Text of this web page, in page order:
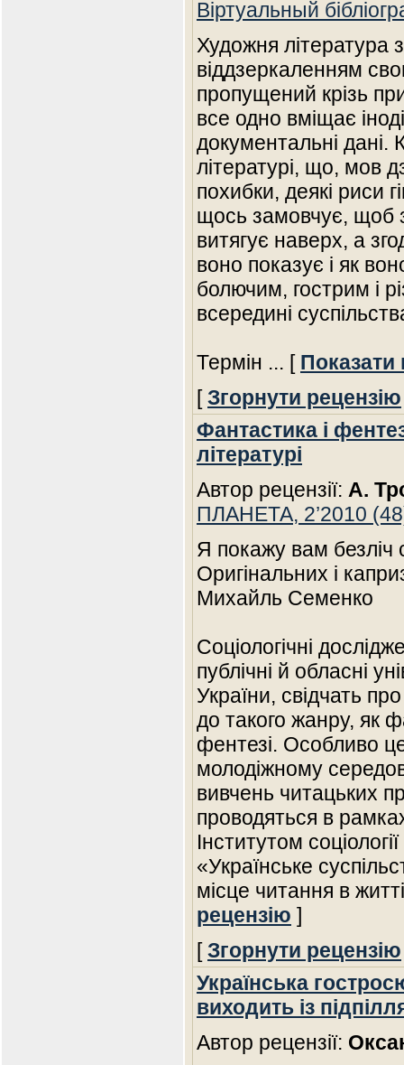
Віртуальный
Художня література
віддзеркаленням
пропущений крізь
все одно вміщає
документальні
літературі, що, мов
похибки, деякі риси
щось замовчує, щоб
витягує наверх, а
воно показує і як
болючим, гострим і
всередині
Термін ... [ Показати
[Згорнути рецензію
Фантастика і
літературі
Автор рецензії: А.
ПЛАНЕТА, 2’2010
Я покажу вам безліч
Оригінальних і
Михайль Семенко
Соціологічні
публічні й обласні
України, свідчать
до такого жанру, як
фентезі. Особливо
молодіжному
вивчень читацьких
проводяться в
Інститутом
«Українське
місце читання в
рецензію ]
[Згорнути рецензію
Українська
виходить із
Автор рецензії: